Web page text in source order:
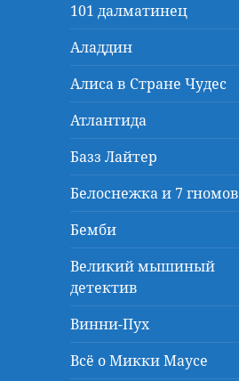
101 далматинец
Аладдин
Алиса в Стране Чудес
Атлантида
Базз Лайтер
Белоснежка и 7 гномов
Бемби
Великий мышиный
детектив
Винни-Пух
Всё о Микки Маусе